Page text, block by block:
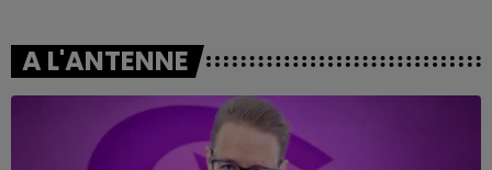
A L'ANTENNE